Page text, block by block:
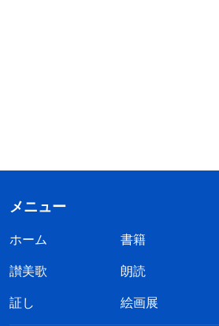
メニュー
ホーム 書籍
讃美歌
朗読
証し
絵画展